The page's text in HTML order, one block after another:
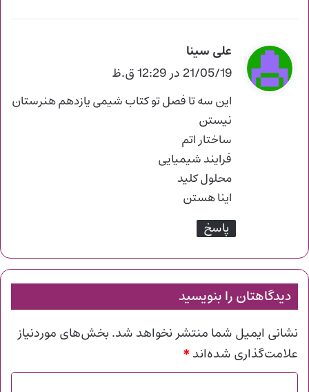
علی سینا
ف
ت
21/05/19 در 12:29 ق.ظ
این سه تا فصل تو کتاب شیمی یازدهم هنرستان
نیستن
ساختار اتم
فرایند شیمیایی
محلول کلید
اینا هستن
پاسخ
دیدگاهتان را بنویسید
نشانی ایمیل شما منتشر نخواهد شد. بخش‌های موردنیاز
علامت‌گذاری شده‌اند*